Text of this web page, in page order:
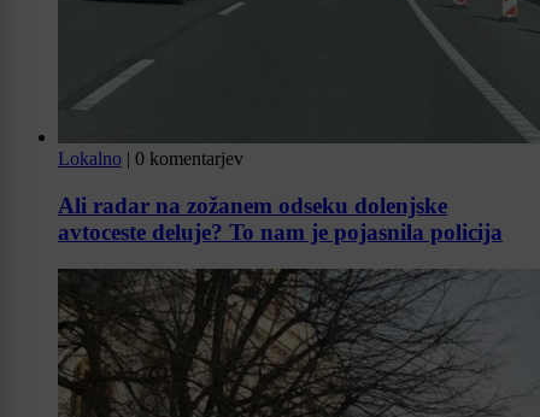
Lokalno | 0 komentarjev
Ali radar na zožanem odseku dolenjske
avtoceste deluje? To nam je pojasnila policija